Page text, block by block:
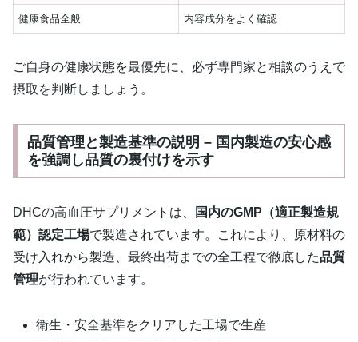
健康食品全般 内容成分をよく確認
ご自身の健康状態を最優先に、必ず専門家と相談のうえで
摂取を判断しましょう。
品質管理と製造基準の説明 – 国内製造の安心感
を強調し品質の裏付けを示す
DHCの高血圧サプリメントは、
国内のGMP（適正製造規
範）認定工場で製造されています。これにより、原材料の
受け入れから製造、最終出荷までの全工程で徹底した品質
管理が行われています。
衛生・安全基準をクリアした工場で生産